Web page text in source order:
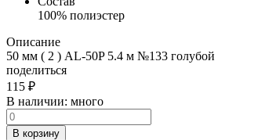
100% полиэстер
Описание
50 мм ( 2 ) AL-50P 5.4 м №133 голубой
поделиться
115 ₽
В наличии: много
В корзину